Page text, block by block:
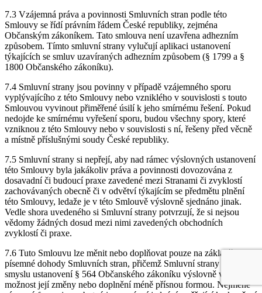
7.3 Vzájemná práva a povinnosti Smluvních stran podle této
Smlouvy se řídí právním řádem České republiky, zejména
Občanským zákoníkem. Tato smlouva není uzavřena adhezním
způsobem. Tímto smluvní strany vylučují aplikaci ustanovení
týkajících se smluv uzavíraných adhezním způsobem (§ 1799 a §
1800 Občanského zákoníku).
7.4 Smluvní strany jsou povinny v případě vzájemného sporu
vyplývajícího z této Smlouvy nebo vzniklého v souvislosti s touto
Smlouvou vyvinout přiměřené úsilí k jeho smírnému řešení. Pokud
nedojde ke smírnému vyřešení sporu, budou všechny spory, které
vzniknou z této Smlouvy nebo v souvislosti s ní, řešeny před věcně
a místně příslušnými soudy České republiky.
7.5 Smluvní strany si nepřejí, aby nad rámec výslovných ustanovení
této Smlouvy byla jakákoliv práva a povinnosti dovozována z
dosavadní či budoucí praxe zavedené mezi Stranami či zvyklostí
zachovávaných obecně či v odvětví týkajícím se předmětu plnění
této Smlouvy, ledaže je v této Smlouvě výslovně sjednáno jinak.
Vedle shora uvedeného si Smluvní strany potvrzují, že si nejsou
vědomy žádných dosud mezi nimi zavedených obchodních
zvyklostí či praxe.
7.6 Tuto Smlouvu lze měnit nebo doplňovat pouze na základě
písemné dohody Smluvních stran, přičemž Smluvní strany ve
smyslu ustanovení § 564 Občanského zákoníku výslovně vylučují
možnost její změny nebo doplnění méně přísnou formou. Nejméně